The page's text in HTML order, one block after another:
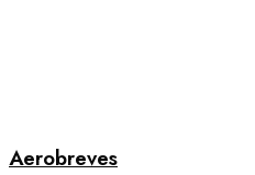
Aerobreves